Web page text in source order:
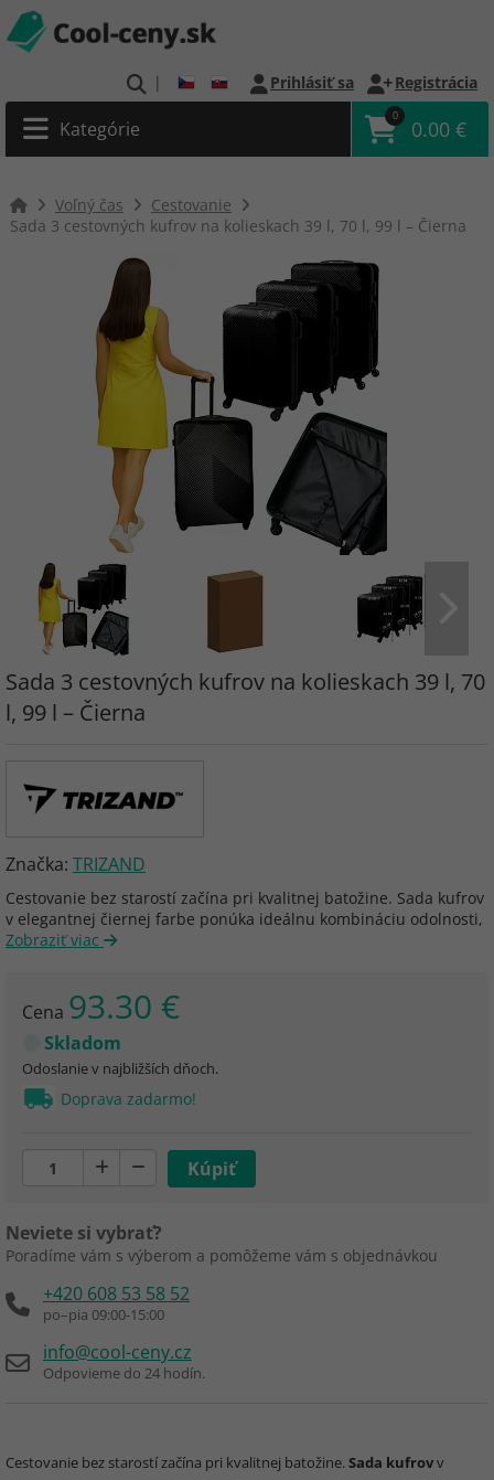
| Prihlásiť sa Registrácia
Kategórie
0
0.00 €
Voľný čas
Cestovanie
Sada 3 cestovných kufrov na kolieskach 39 l, 70 l, 99 l – Čierna
Sada 3 cestovných kufrov na kolieskach 39 l, 70
l, 99 l – Čierna
Značka: TRIZAND
Cestovanie bez starostí začína pri kvalitnej batožine. Sada kufrov
v elegantnej čiernej farbe ponúka ideálnu kombináciu odolnosti,
Zobraziť viac
Cena 93.30 €
Skladom
Odoslanie v najbližších dňoch.
Doprava zadarmo!
Neviete si vybrať?
Poradíme vám s výberom a pomôžeme vám s objednávkou
+420 608 53 58 52
po–pia 09:00-15:00
info@cool-ceny.cz
Odpovieme do 24 hodín.
Cestovanie bez starostí začína pri kvalitnej batožine.Sada kufrovv